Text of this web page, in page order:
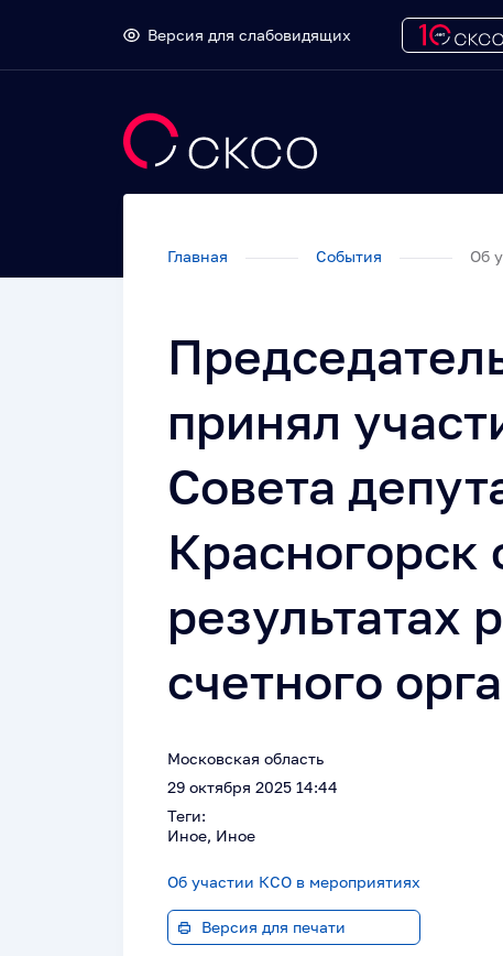
Версия для слабовидящих
Главная События Об
принял
Совета
результатах
счетного
Московская область
29 октября 2025 14:44
Теги:
Иное, Иное
Об участии КСО в мероприятиях
Версия для печати